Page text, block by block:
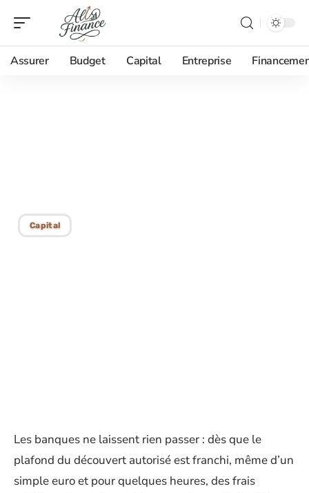
Assurer Budget Capital Entreprise
Capital
Les banques ne laissent rien passer : dès que le
plafond du découvert autorisé est franchi, même d’un
simple euro et pour quelques heures, des frais